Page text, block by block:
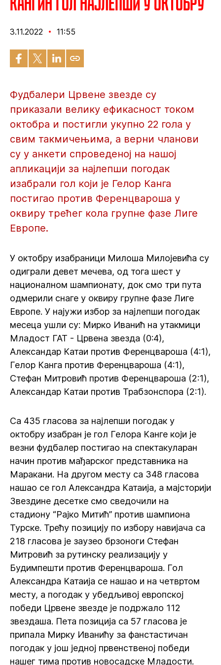
3.11.2022 11:55
Фудбалери Црвене звезде су
приказали велику ефикасност током
октобра и постигли укупно 22 гола у
свим такмичењима, а верни чланови
су у анкети спроведеној на нашој
апликацији за најлепши погодак
изабрали гол који је Гелор Канга
постигао против Ференцвароша у
оквиру трећег кола групне фазе Лиге
Европе.
У октобру изабраници Милоша Милојевића су
одиграли девет мечева, од тога шест у
националном шампионату, док смо три пута
одмерили снаге у оквиру групне фазе Лиге
Европе. У најужи избор за најлепши погодак
месеца ушли су: Мирко Иванић на утакмици
Младост ГАТ - Црвена звезда (0:4),
Александар Катаи против Ференцвароша (4:1),
Гелор Канга против Ференцвароша (4:1),
Стефан Митровић против Ференцвароша (2:1),
Александар Катаи против Трабзонспора (2:1).
Са 435 гласова за најлепши погодак у
октобру изабран је гол Гелора Канге који је
везни фудбалер постигао на спектакуларан
начин против мађарског представника на
Маракани. На другом месту са 348 гласова
нашао се гол Александра Катаија, а мајсторији
Звездине десетке смо сведочили на
стадиону “Рајко Митић” против шампиона
Турске. Трећу позицију по избору навијача са
218 гласова је заузео брзоноги Стефан
Митровић за рутинску реализацију у
Будимпешти против Ференцвароша. Гол
Александра Катаија се нашао и на четвртом
месту, а погодак у убедљивој европској
победи Црвене звезде је подржало 112
звездаша. Пета позиција са 57 гласова је
припала Мирку Иванићу за фанстастичан
погодак у још једној првенственој победи
нашег тима против новосадске Младости.